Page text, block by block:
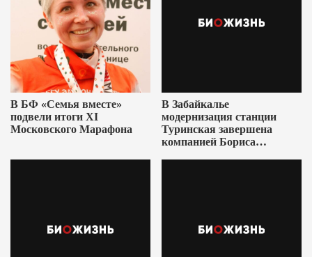
В БФ «Семья вместе»
подвели итоги XI
Московского Марафона
В Забайкалье
модернизация станции
Туринская завершена
компанией Бориса